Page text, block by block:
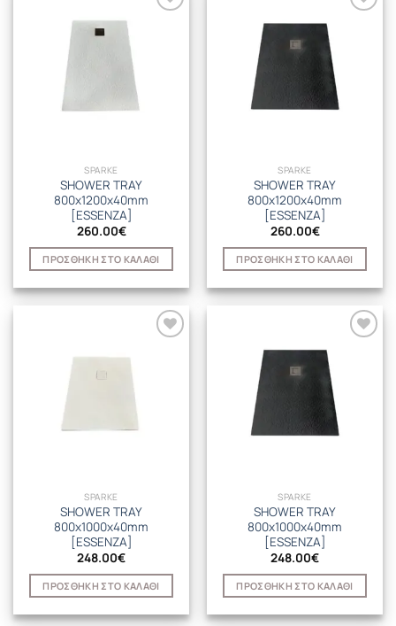
SPARKE
SHOWER TRAY
800x1200x40mm
[ESSENZA]
260.00€
ΠΡΟΣΘΉΚΗ ΣΤΟ ΚΑΛΆΘΙ
SPARKE
SHOWER TRAY
800x1200x40mm
[ESSENZA]
260.00€
ΠΡΟΣΘΉΚΗ ΣΤΟ ΚΑΛΆΘΙ
SPARKE
SHOWER TRAY
800x1000x40mm
[ESSENZA]
248.00€
ΠΡΟΣΘΉΚΗ ΣΤΟ ΚΑΛΆΘΙ
SPARKE
SHOWER TRAY
800x1000x40mm
[ESSENZA]
248.00€
ΠΡΟΣΘΉΚΗ ΣΤΟ ΚΑΛΆΘΙ